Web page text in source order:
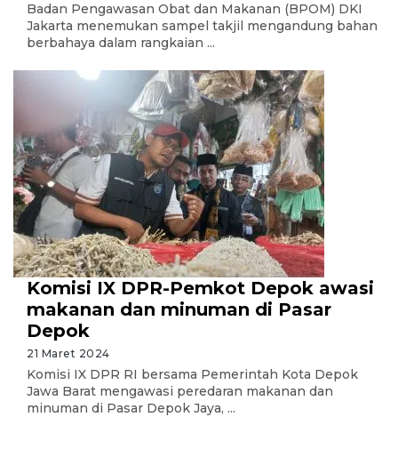
Badan Pengawasan Obat dan Makanan (BPOM) DKI
Jakarta menemukan sampel takjil mengandung bahan
berbahaya dalam rangkaian ...
Komisi IX DPR-Pemkot Depok awasi
makanan dan minuman di Pasar
Depok
21 Maret 2024
Komisi IX DPR RI bersama Pemerintah Kota Depok
Jawa Barat mengawasi peredaran makanan dan
minuman di Pasar Depok Jaya, ...